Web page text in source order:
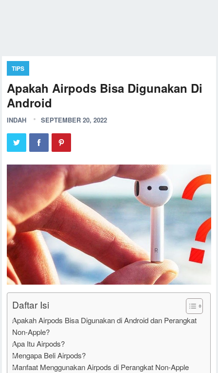
TIPS
Apakah Airpods Bisa Digunakan Di
Android
INDAH SEPTEMBER 20, 2022
Daftar Isi
Apakah Airpods Bisa Digunakan di Android dan Perangkat
Non-Apple?
Apa Itu Airpods?
Mengapa Beli Airpods?
Manfaat Menggunakan Airpods di Perangkat Non-Apple